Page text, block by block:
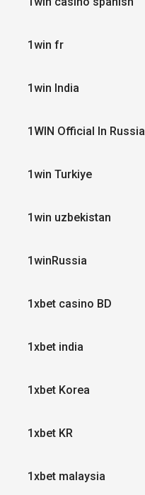
1win fr
1win India
1WIN Official In Russia
1win Turkiye
1win uzbekistan
1winRussia
1xbet casino BD
1xbet india
1xbet Korea
1xbet KR
1xbet malaysia